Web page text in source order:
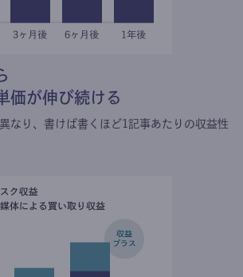
価が伸び続ける
なり、 書けば書くほど1記事あたりの収益性